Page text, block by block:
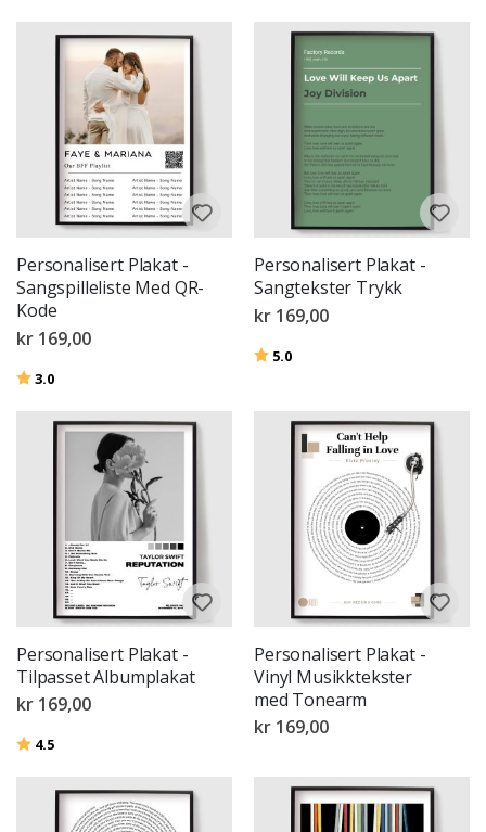
Personalisert Plakat -
Sangspilleliste Med QR-
Kode
kr 169,00
Karakter:
3.0
Personalisert Plakat -
Sangtekster Trykk
kr 169,00
Karakter:
5.0
Personalisert Plakat -
Tilpasset Albumplakat
kr 169,00
Karakter:
4.5
Personalisert Plakat -
Vinyl Musikktekster
med Tonearm
kr 169,00